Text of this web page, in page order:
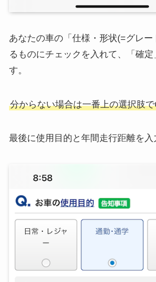
あなたの車の「仕様・形状(=グレー
るものにチェックを入れて、「確定
す。
分からない場合は一番上の選択肢
最後に使用目的と年間走行距離を入